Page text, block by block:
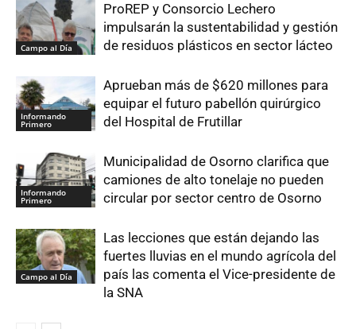
Campo al Día
ProREP y Consorcio Lechero
impulsarán la sustentabilidad y gestión
de residuos plásticos en sector lácteo
Informando
Primero
Aprueban más de $620 millones para
equipar el futuro pabellón quirúrgico
del Hospital de Frutillar
Informando
Primero
Municipalidad de Osorno clarifica que
camiones de alto tonelaje no pueden
circular por sector centro de Osorno
Campo al Día
Las lecciones que están dejando las
fuertes lluvias en el mundo agrícola del
país las comenta el Vice-presidente de
la SNA